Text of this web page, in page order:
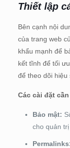
Thiết lập
Bên cạnh nội
của trang web
khẩu mạnh để
kết tĩnh để tối
để theo dõi hiệu
Các cài đặt
Bảo mật:
cho quản trị